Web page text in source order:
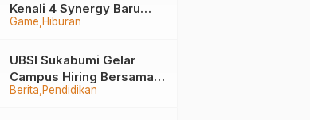
Game Hiburan
Kenali 4 Synergy Baru
Terkuat
Berita Pendidikan
UBSI Sukabumi Gelar
Campus Hiring Bersama
PKSS, Buka Peluang Kerja